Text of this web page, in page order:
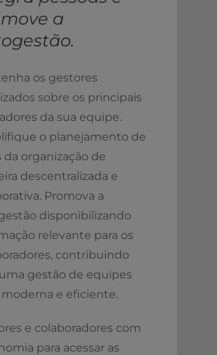
a
os gestores
sobre os principais
da sua equipe.
o planejamento de
da organização de
descentralizada e
Promova a
disponibilizando
relevante para os
contribuindo
gestão de equipes
moderna e eficiente.
e colaboradores com
para acessar as